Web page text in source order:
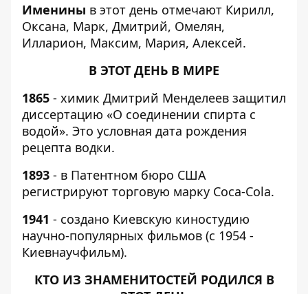
Именины в этот день отмечают Кирилл,
Оксана, Марк, Дмитрий, Омелян,
Илларион, Максим, Мария, Алексей.
В ЭТОТ ДЕНЬ В МИРЕ
1865 - химик Дмитрий Менделеев защитил
диссертацию «О соединении спирта с
водой». Это условная дата рождения
рецепта водки.
1893 - в Патентном бюро США
регистрируют торговую марку Coca-Cola.
1941 - создано Киевскую киностудию
научно-популярных фильмов (с 1954 -
Киевнаучфильм).
КТО ИЗ ЗНАМЕНИТОСТЕЙ РОДИЛСЯ В